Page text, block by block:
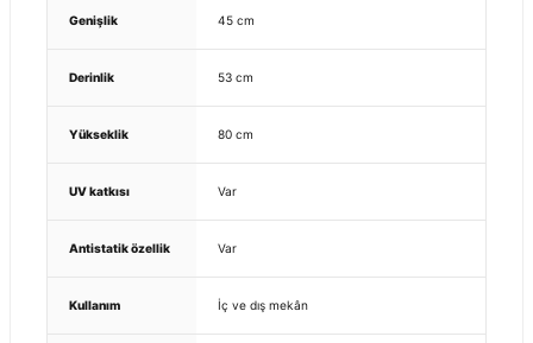
Genişlik 45 cm
Derinlik 53 cm
Yükseklik 80 cm
UV katkısı Var
Antistatik özellik Var
Kullanım İç ve dış mekân